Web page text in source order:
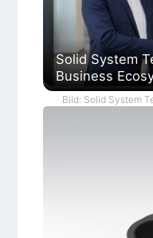
Solid System
Business
Bild: Solid System